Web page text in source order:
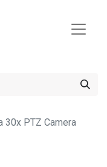
30x PTZ Camera